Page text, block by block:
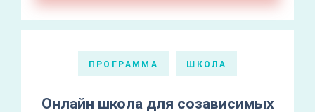
ПРОГРАММА ШКОЛА
Онлайн школа для созависимых